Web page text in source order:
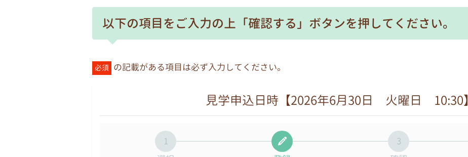
以下の項目をご入力の上「確認する」ボタンを押してください。
必須 の記載がある項目は必ず入力してください。
見学申込日時【2026年6月30日 火曜日 10:30】
1
3